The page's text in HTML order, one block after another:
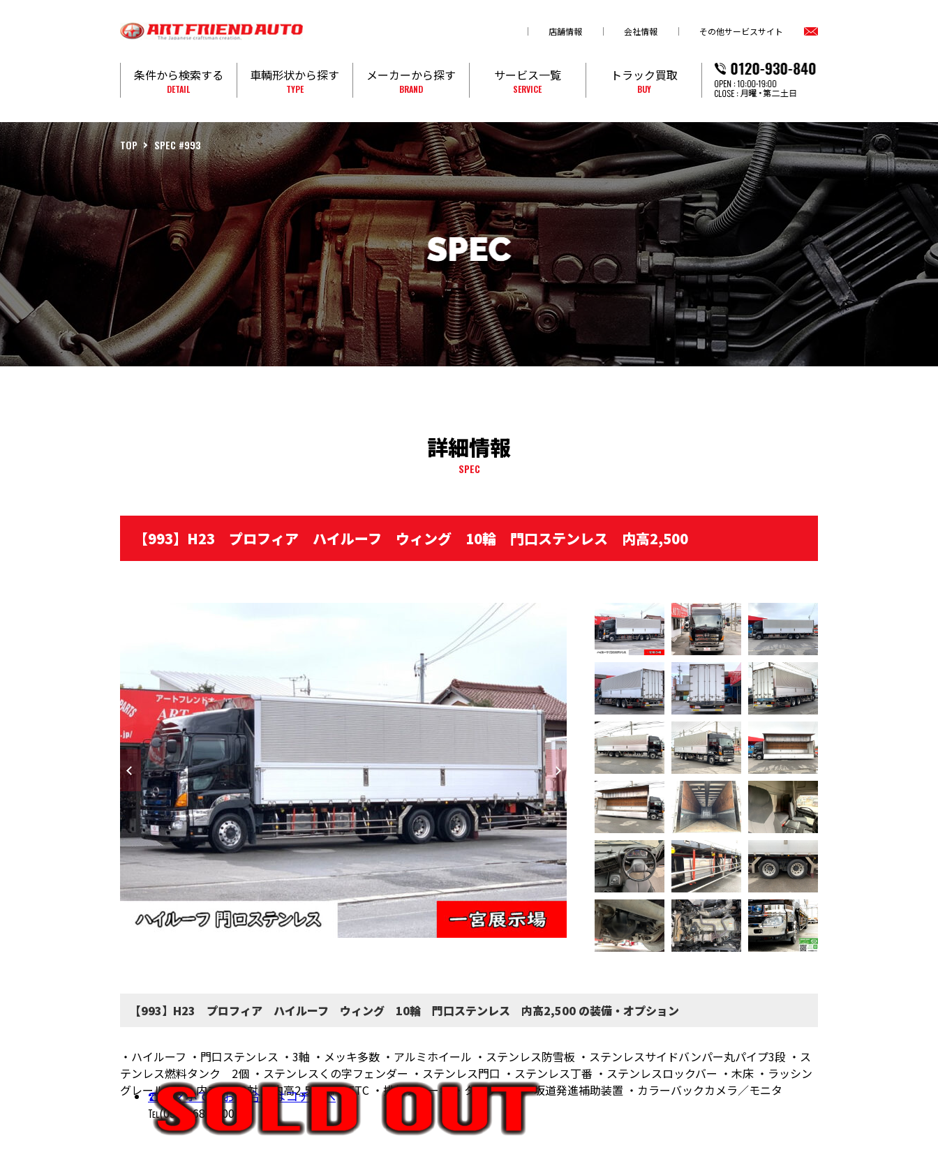
店舗情報 会社情報 その他サービスサイト
条件から検索する
DETAIL
車輌形状から探す
TYPE
メーカーから探す
BRAND
サービス一覧
SERVICE
トラック買取
BUY
TOP SPEC #993
詳細情報
SPEC
【993】H23 プロフィア ハイルーフ ウィング 10輪 門口ステンレス 内高2,500
【993】H23 プロフィア ハイルーフ ウィング 10輪 門口ステンレス 内高2,500 の装備・オプション
・ハイルーフ ・門口ステンレス ・3軸 ・メッキ多数 ・アルミホイール ・ステンレス防雪板 ・ステンレスサイドバンパー丸パイプ3段 ・ス
テンレス燃料タンク 2個 ・ステンレスくの字フェンダー ・ステンレス門口 ・ステンレス丁番 ・ステンレスロックバー ・木床 ・ラッシン
グレール1段 ・内フック9対 ・内高2,500㎜ ・ETC ・排気ブレーキ ・タコグラフ ・坂道発進補助装置 ・カラーバックカメラ／モニタ
☎スマホでのお問合せはコチラへ
℡(0586-68-6200)